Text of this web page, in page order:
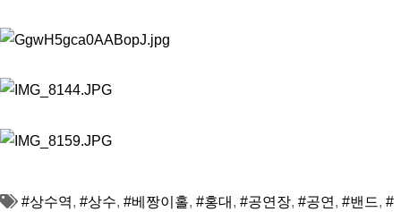
#상수역, #상수, #베짱이홀, #홍대 , #공연장, #공연 , #밴드, #